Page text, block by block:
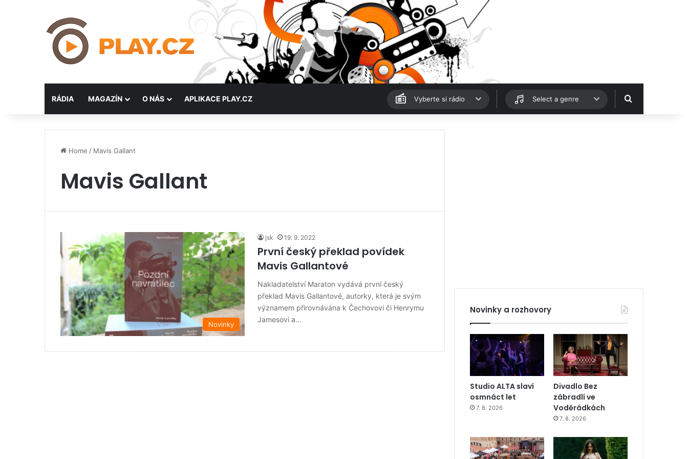
RÁDIA MAGAZÍN O NÁS APLIKACE PLAY.CZ Vyberte si rádio Select a genre Hledat
Home / Mavis Gallant
Mavis Gallant
Novinky
jsk 19. 9. 2022
První český překlad povídek
Mavis Gallantové
Nakladatelství Maraton vydává první český
překlad Mavis Gallantové, autorky, která je svým
významem přirovnávána k Čechovovi či Henrymu
Jamesovi a…
Novinky a rozhovory
Studio ALTA slaví
osmnáct let
7. 8. 2026
Divadlo Bez
zábradlí ve
Voděrádkách
7. 8. 2026